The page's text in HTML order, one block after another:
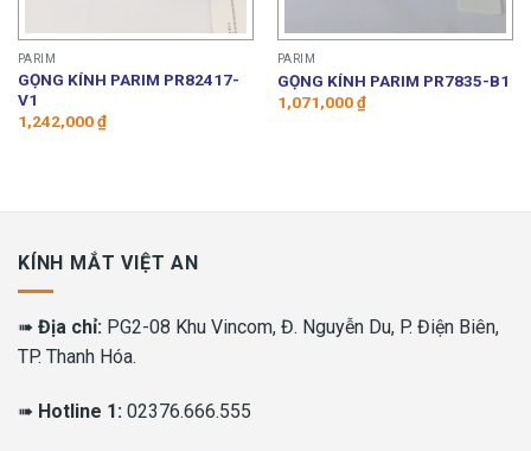
PARIM
GỌNG KÍNH PARIM PR82417-
V1
1,242,000₫
PARIM
GỌNG KÍNH PARIM PR7835-B1
1,071,000₫
KÍNH MẮT VIỆT AN
➠ Địa chỉ: PG2-08 Khu Vincom, Đ. Nguyễn Du, P. Điện Biên,
TP. Thanh Hóa.
➠ Hotline 1: 02376.666.555